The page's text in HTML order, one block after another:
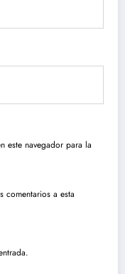
este navegador para la
comentarios a esta